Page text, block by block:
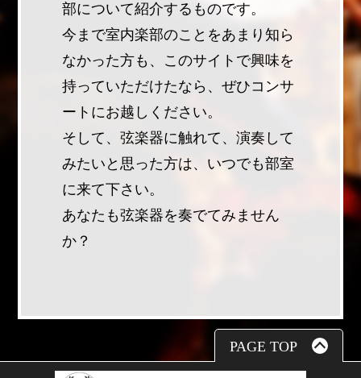
部について紹介するものです。
今まで室内楽部のことをあまり知ら
なかった方も、このサイトで興味を
持っていただけたなら、ぜひコンサ
ートにお越しください。
そして、弦楽器に触れて、演奏して
みたいと思った方は、いつでも部室
に来て下さい。
あなたも弦楽器を奏でてみません
か？
PAGE TOP